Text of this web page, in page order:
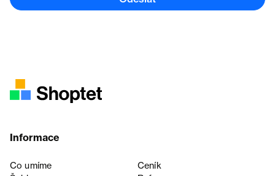
Informace
Co umíme
Ceník